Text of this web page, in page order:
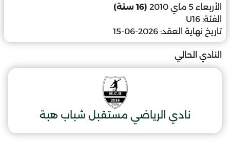
الأربعاء 5 ماي 2010
(16 سنة)
الفئة: U16
تاريخ نهاية العقد: 2026-06-15
النادي الحالي
نادي الرياضي مستقبل شباب هبة